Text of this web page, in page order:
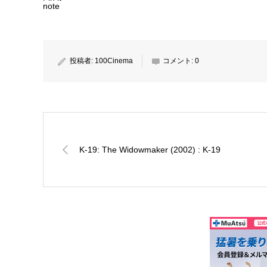
note
投稿者: 100Cinema コメント: 0
K-19: The Widowmaker (2002) : K-19